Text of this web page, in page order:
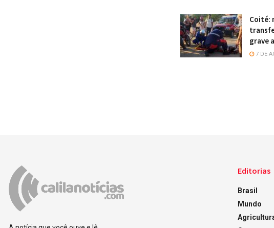
Coité:
grave
7 DE
Editorias
Brasil
Mundo